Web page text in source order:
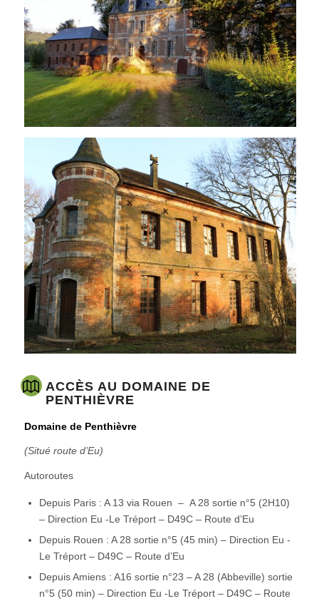
ACCÈS AU DOMAINE DE
PENTHIÈVRE
Domaine de Penthièvre
(Situé route d’Eu)
Autoroutes
Depuis Paris : A 13 via Rouen – A 28 sortie n°5 (2H10)
– Direction Eu -Le Tréport – D49C – Route d’Eu
Depuis Rouen : A 28 sortie n°5 (45 min) – Direction Eu -
Le Tréport – D49C – Route d’Eu
Depuis Amiens : A16 sortie n°23 – A 28 (Abbeville) sortie
n°5 (50 min) – Direction Eu -Le Tréport – D49C – Route